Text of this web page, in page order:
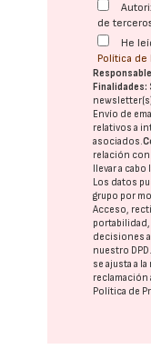
de
He
Política de
Finalidades:
Envío de
relativos a
asociados.
relación con
llevar a
Los datos
grupo por
Acceso,
decisiones
nuestro DPD
se ajusta a
reclamación
Política de